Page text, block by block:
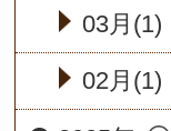
03月(1)
02月(1)